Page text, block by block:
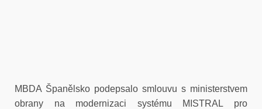
MBDA Španělsko podepsalo smlouvu s ministerstvem
obrany na modernizaci systému MISTRAL pro